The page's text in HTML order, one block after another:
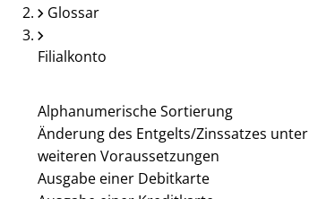
Glossar
Filialkonto
Alphanumerische Sortierung
Änderung des Entgelts/Zinssatzes unter
weiteren Voraussetzungen
Ausgabe einer Debitkarte